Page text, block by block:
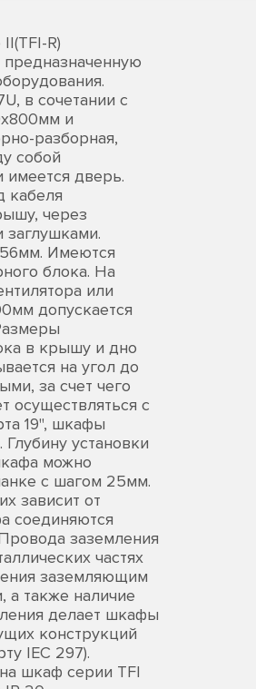
R)
в сочетании с
и
разборная,
собой
дверь.
кабеля
через
Имеются
блока. На
или
допускается
в крышу и дно
на угол до
за счет чего
осуществляться с
19", шкафы
установки
можно
с шагом 25мм.
зависит от
соединяются
заземления
частях
заземляющим
а также наличие
делает шкафы
конструкций
IEC 297).
шкаф серии TFI